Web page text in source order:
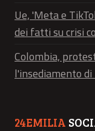
Ue, 'Meta e
dei fatti su crisi
Colombia,
l'insediamento
24EMILIA